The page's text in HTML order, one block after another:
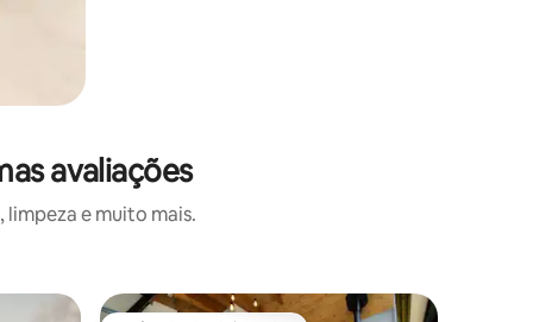
avaliações
e muito mais.